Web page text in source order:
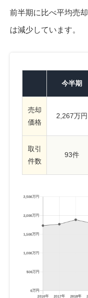
前半期に比べ平均売
は減少しています。
今半期
売却
価格
2,267万円
取引
件数
93件